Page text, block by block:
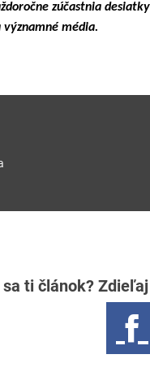
zúčastnia
média.
ti článok?